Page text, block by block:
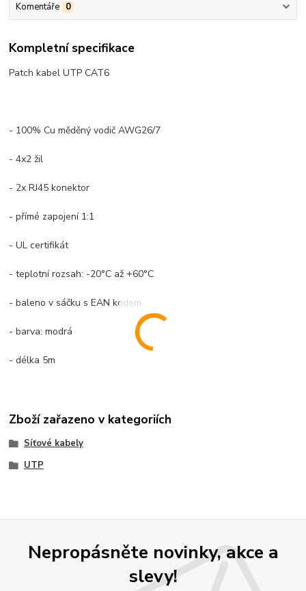
Komentáře 0
Kompletní specifikace
Patch kabel UTP CAT6
- 100% Cu měděný vodič AWG26/7
- 4x2 žil
- 2x RJ45 konektor
- přímé zapojení 1:1
- UL certifikát
- teplotní rozsah: -20°C až +60°C
- baleno v sáčku s EAN kodem
- barva: modrá
- délka 5m
Zboží zařazeno v kategoriích
Síťové kabely
UTP
Nepropásněte novinky, akce a
slevy!